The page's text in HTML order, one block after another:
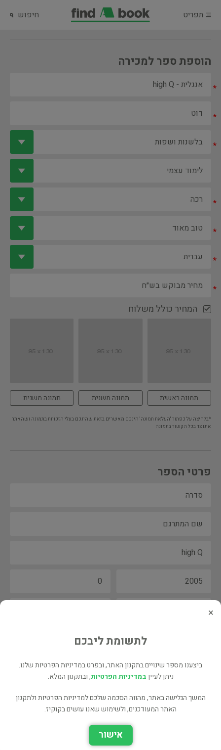
תפריט חיפוש
הוספת ספר למכירה
*
*
*
*
*
*
*
המחיר כולל משלוח
תמונה ראשית תמונה משנית תמונה משנית
*בלחיצה על כפתור 'העלאת תמונה' הינכם מאשרים בזאת שהינכם בעלי הזכויות בתמונה ושהאתר
אינו צד בכל הקשור בתמונה
פרטי הספר
הקדשת המחבר\המתרגם
×
לתשומת ליבכם
ביצענו מספר שינויים בתקנון האתר, ובפרט במדיניות הפרטיות שלנו.
ניתן לעייןבמדיניות הפרטיות, ובתקנון המלא.
המשך הגלישה באתר, מהווה הסכמה שלכם למדיניות הפרטיות ולתקנון
האתר המעודכנים, ולשימוש שאנו עושים בקוקיז.
אישור